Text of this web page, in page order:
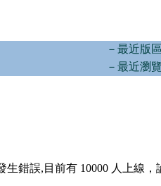
－最近版
－最近瀏
生錯誤,目前有 10000 人上線